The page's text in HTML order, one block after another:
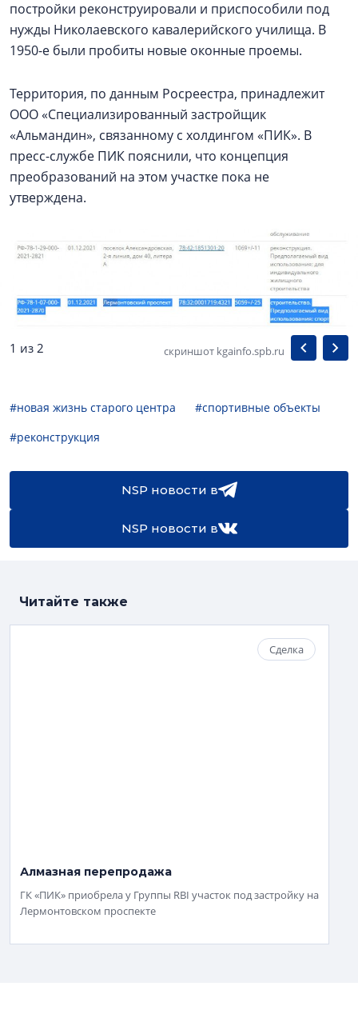
постройки реконструировали и приспособили под
нужды Николаевского кавалерийского училища. В
1950-е были пробиты новые оконные проемы.
Территория, по данным Росреестра, принадлежит
ООО «Специализированный застройщик
«Альмандин», связанному с холдингом «ПИК». В
пресс-службе ПИК пояснили, что концепция
преобразований на этом участке пока не
утверждена.
1 из 2 скриншот kgainfo.spb.ru
#новая жизнь старого центра
#спортивные объекты
#реконструкция
NSP новости в
NSP новости в
Читайте также
Сделка
Алмазная перепродажа
ГК «ПИК» приобрела у Группы RBI участок под застройку на
Лермонтовском проспекте